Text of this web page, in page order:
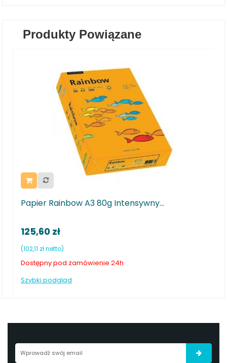
Produkty Powiązane
Intensywny...
24h
Papier Rainbow A4 160g